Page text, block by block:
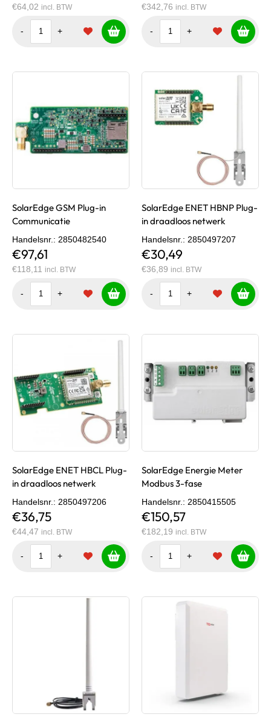
€64,02 incl. BTW
- +
€342,76 incl. BTW
- +
SolarEdge GSM Plug-in
Communicatie
Handelsnr. : 2850482540
€97,61
€118,11 incl. BTW
- +
SolarEdge ENET HBNP Plug-
in draadloos netwerk
Handelsnr. : 2850497207
€30,49
€36,89 incl. BTW
- +
SolarEdge ENET HBCL Plug-
in draadloos netwerk
Handelsnr. : 2850497206
€36,75
€44,47 incl. BTW
- +
SolarEdge Energie Meter
Modbus 3-fase
Handelsnr. : 2850415505
€150,57
€182,19 incl. BTW
- +